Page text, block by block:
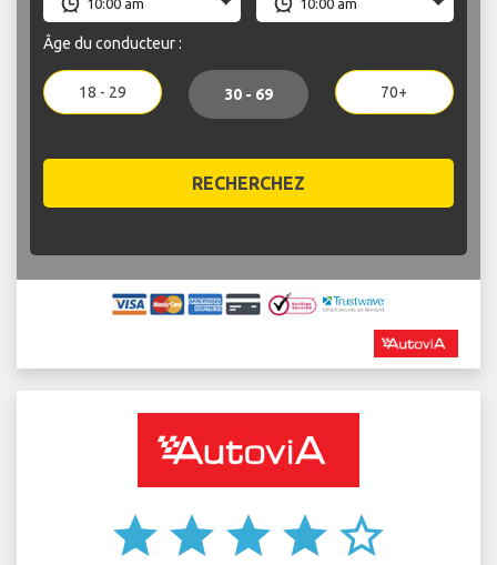
Âge du conducteur :
18 - 29 30 - 69 70+
RECHERCHEZ
star star star star star_border